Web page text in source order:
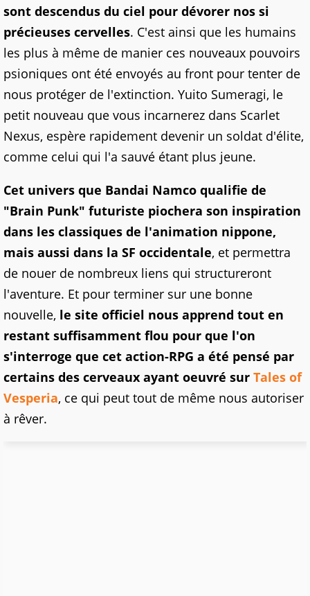
sont descendus du ciel pour dévorer nos si
précieuses cervelles. C'est ainsi que les humains
les plus à même de manier ces nouveaux pouvoirs
psioniques ont été envoyés au front pour tenter de
nous protéger de l'extinction. Yuito Sumeragi, le
petit nouveau que vous incarnerez dans Scarlet
Nexus, espère rapidement devenir un soldat d'élite,
comme celui qui l'a sauvé étant plus jeune.
Cet univers que Bandai Namco qualifie de
"Brain Punk" futuriste piochera son inspiration
dans les classiques de l'animation nippone,
mais aussi dans la SF occidentale, et permettra
de nouer de nombreux liens qui structureront
l'aventure. Et pour terminer sur une bonne
nouvelle, le site officiel nous apprend tout en
restant suffisamment flou pour que l'on
s'interroge que cet action-RPG a été pensé par
certains des cerveaux ayant oeuvré sur Tales of
Vesperia, ce qui peut tout de même nous autoriser
à rêver.